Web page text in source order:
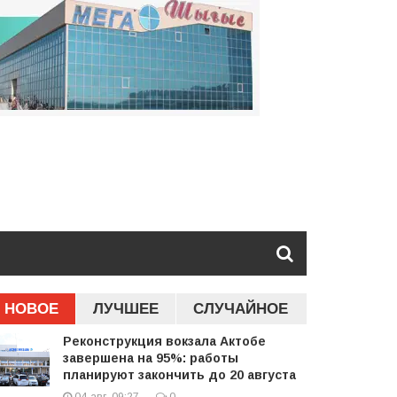
НОВОЕ ЛУЧШЕЕ СЛУЧАЙНОЕ
Реконструкция вокзала Актобе
завершена на 95%: работы
планируют закончить до 20 августа